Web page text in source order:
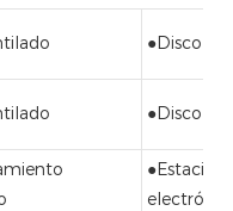
●Disco
●Disco